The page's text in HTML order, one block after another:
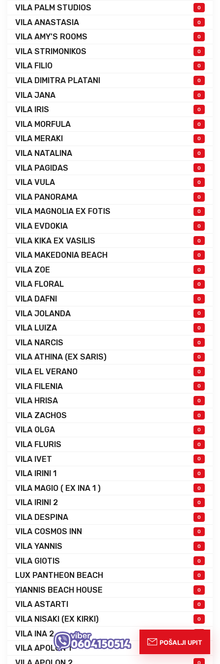
VILA PALM STUDIOS 0
VILA ANASTASIA 0
VILA AMY'S ROOMS 0
VILA STRIMONIKOS 0
VILA FILIO 0
VILA DIMITRA PLATANI 0
VILA JANA 0
VILA IRIS 0
VILA MORFULA 0
VILA MERAKI 0
VILA NATALINA 0
VILA PAGIDAS 0
VILA VULA 0
VILA PANORAMA 0
VILA MAGNOLIA EX FOTIS 0
VILA EVDOKIA 0
VILA KIKA EX VASILIS 0
VILA MAKEDONIA BEACH 0
VILA ZOE 0
VILA FLORAL 0
VILA DAFNI 0
VILA JOLANDA 0
VILA LUIZA 0
VILA NARCIS 0
VILA ATHINA (EX SARIS) 0
VILA EL VERANO 0
VILA FILENIA 0
VILA HRISA 0
VILA ZACHOS 0
VILA OLGA 0
VILA FLURIS 0
VILA IVET 0
VILA IRINI 1 0
VILA MAGIO ( EX INA 1 ) 0
VILA IRINI 2 0
VILA DESPINA 0
VILA COSMOS INN 0
VILA YANNIS 0
VILA GIOTIS 0
LUX PANTHEON BEACH 0
YIANNIS BEACH HOUSE 0
VILA ASTARTI 0
VILA NISAKI (EX KIRKI) 0
VILA INA 2
VILA APOLON 1
0